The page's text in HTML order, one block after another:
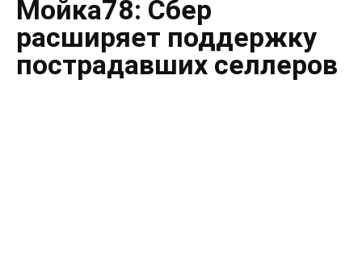
Мойка78: Сбер
расширяет поддержку
пострадавших селлеров